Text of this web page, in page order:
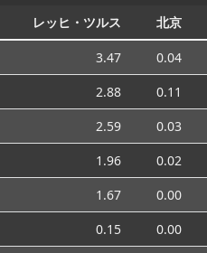
レッヒ・ツルス 北京
3.47 0.04
2.88 0.11
2.59 0.03
1.96 0.02
1.67 0.00
0.15 0.00